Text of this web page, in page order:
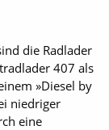
die Radlader
407 als
»Diesel by
niedriger
eine